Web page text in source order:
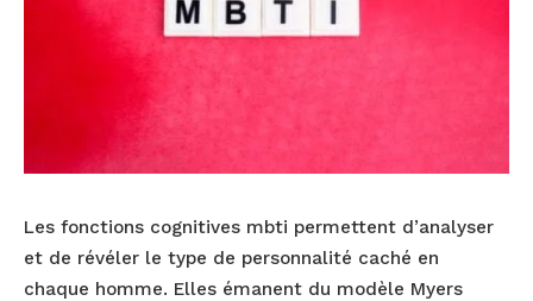
Les fonctions cognitives mbti permettent d’analyser
et de révéler le type de personnalité caché en
chaque homme. Elles émanent du modèle Myers